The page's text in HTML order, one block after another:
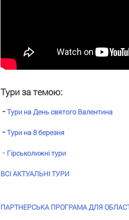
Тури за темою:
-Тури на День святого Валентина
-Тури на 8 березня
- Гірськолижні тури
ВСІ АКТУАЛЬНІ ТУРИ
ПАРТНЕРСЬКА ПРОГРАМА ДЛЯ